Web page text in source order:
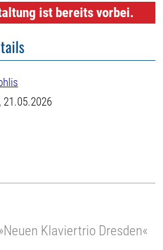
ist bereits vorbei.
21.05.2026
Klaviertrio Dresden«